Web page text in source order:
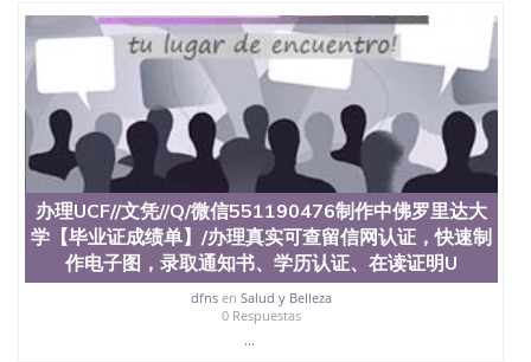
证551190476留学生在哪里可以买假毕业证
551190476哪里可以办理加拿大毕业证551190476申
请学校办理假的毕业证成绩单可以吗551190476哪里
可以办理水印成绩单551190476哪里可以修改成绩单
GPA分数551190476假毕业证能查出来吗551190476
假文凭网上能查到吗551190476 如何拿到国外毕业证
QQ微信551190476办假大学毕业证QQ微信551190476
国外毕业证去哪认证QQ微信551190476找毕业证封皮
QQ微信551190476国外毕业证外壳定制QQ微信
551190476快速代办国外毕业证QQ微信551190476快
速拿到国外文凭QQ微信551190476国外留学文凭认证
QQ微信551190476国外文凭回国认证QQ微信
551190476泰国文凭办理QQ微信551190476法国留学
回国证明QQ微信551190476 国外烫金照片QQ微信
551190476外国文凭在中国有用吗QQ微信551190476
德国留学回国证明QQ微信551190476爱尔兰留学回国
办理UCF//文凭//Q/微信551190476制作中佛罗里达大
学【毕业证成绩单】/办理真实可查留信网认证，快速制
作电子图，录取通知书、学历认证、在读证明U
dfnsen Salud y Belleza
0 Respuestas
...